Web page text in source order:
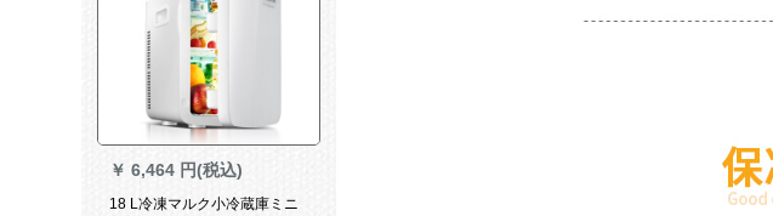
￥ 6,464 円(税込)
18 L冷凍マルク小冷蔵庫ミニ